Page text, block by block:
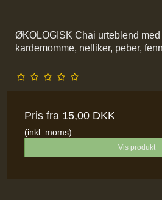
ØKOLOGISK Chai urteblend
kardemomme, nelliker, peber,
Pris fra 15,00 DKK
(inkl. moms)
Vis produkt